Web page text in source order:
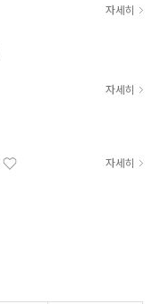
자세히
자세히
자세히